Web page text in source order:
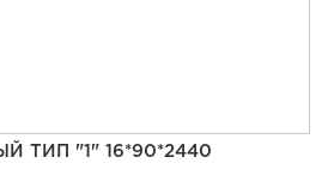
ТИП "1" 16*90*2440